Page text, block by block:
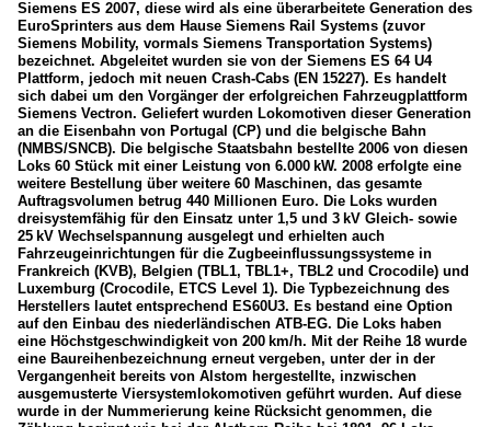
Siemens ES 2007, diese wird als eine überarbeitete Generation des
EuroSprinters aus dem Hause Siemens Rail Systems (zuvor
Siemens Mobility, vormals Siemens Transportation Systems)
bezeichnet. Abgeleitet wurden sie von der Siemens ES 64 U4
Plattform, jedoch mit neuen Crash-Cabs (EN 15227). Es handelt
sich dabei um den Vorgänger der erfolgreichen Fahrzeugplattform
Siemens Vectron. Geliefert wurden Lokomotiven dieser Generation
an die Eisenbahn von Portugal (CP) und die belgische Bahn
(NMBS/SNCB). Die belgische Staatsbahn bestellte 2006 von diesen
Loks 60 Stück mit einer Leistung von 6.000 kW. 2008 erfolgte eine
weitere Bestellung über weitere 60 Maschinen, das gesamte
Auftragsvolumen betrug 440 Millionen Euro. Die Loks wurden
dreisystemfähig für den Einsatz unter 1,5 und 3 kV Gleich- sowie
25 kV Wechselspannung ausgelegt und erhielten auch
Fahrzeugeinrichtungen für die Zugbeeinflussungssysteme in
Frankreich (KVB), Belgien (TBL1, TBL1+, TBL2 und Crocodile) und
Luxemburg (Crocodile, ETCS Level 1). Die Typbezeichnung des
Herstellers lautet entsprechend ES60U3. Es bestand eine Option
auf den Einbau des niederländischen ATB-EG. Die Loks haben
eine Höchstgeschwindigkeit von 200 km/h. Mit der Reihe 18 wurde
eine Baureihenbezeichnung erneut vergeben, unter der in der
Vergangenheit bereits von Alstom hergestellte, inzwischen
ausgemusterte Viersystemlokomotiven geführt wurden. Auf diese
wurde in der Nummerierung keine Rücksicht genommen, die